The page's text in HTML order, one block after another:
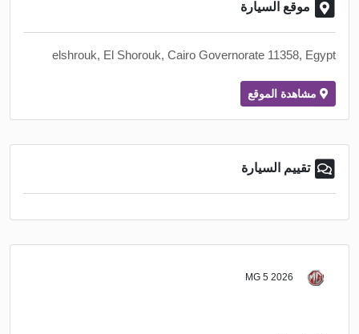
موقع السيارة
elshrouk, El Shorouk, Cairo Governorate 11358, Egypt
مشاهدة الموقع
تقييم السيارة